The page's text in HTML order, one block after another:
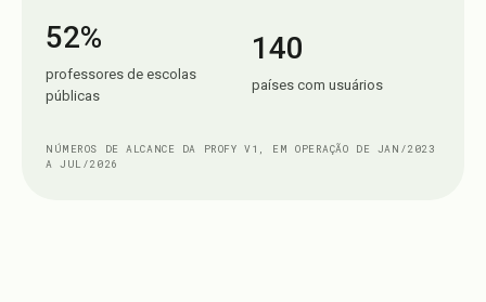
52%
professores de escolas
públicas
140
países com usuários
NÚMEROS DE ALCANCE DA PROFY V1, EM OPERAÇÃO DE JAN/2023
A JUL/2026